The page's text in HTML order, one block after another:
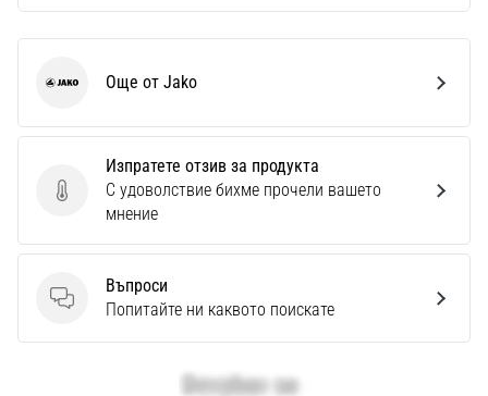
Изпратете отзив за продукта
Изпратете отзив за продукта
С удоволствие бихме прочели вашето
мнение
Въпроси
Въпроси
Попитайте ни каквото поискате
Jako Още от Jako